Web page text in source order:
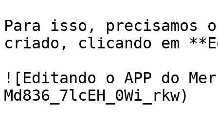
Para isso, precisamos
criado, clicando em
![Editando o APP do
Md836_7lcEH_0Wi_rkw)